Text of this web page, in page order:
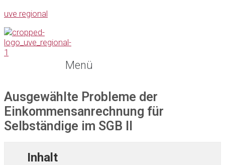
uve regional
Menü
Ausgewählte Probleme der
Einkommensanrechnung für
Selbständige im SGB II
Inhalt